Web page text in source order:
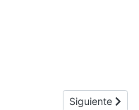
Next article:
Siguiente